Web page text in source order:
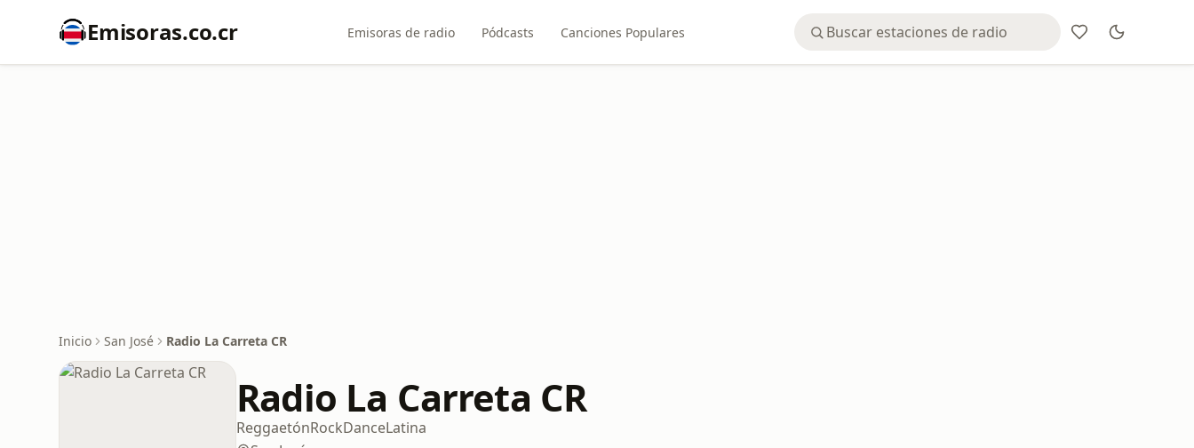
Emisoras.co.cr Emisoras de radio Pódcasts Canciones Populares
Inicio San José Radio La Carreta CR
Radio La Carreta CR
ReggaetónRockDanceLatina